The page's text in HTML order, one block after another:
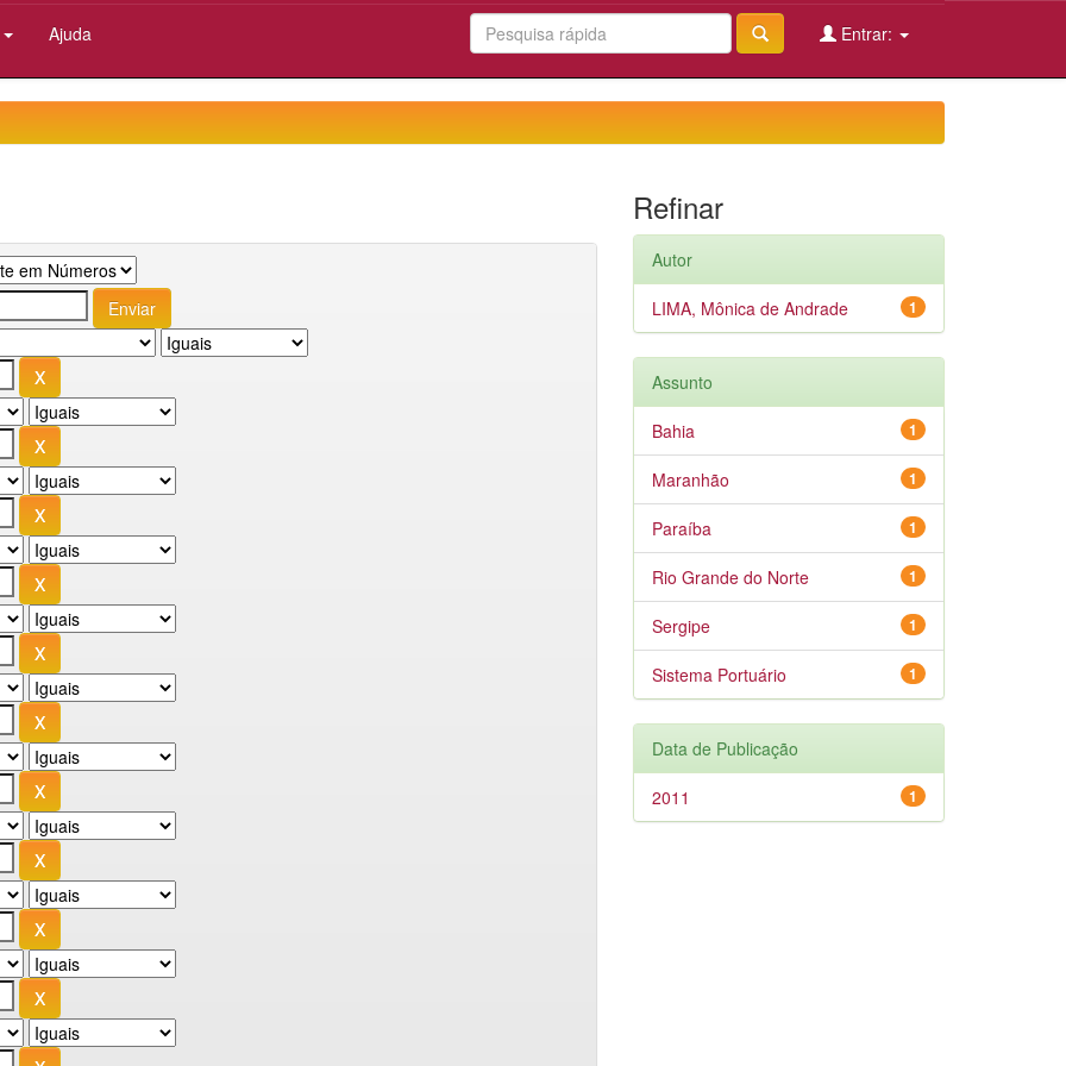
Ajuda Entrar:
Refinar
Autor
1
LIMA, Mônica de Andrade
Assunto
1
Bahia
1
Maranhão
1
Paraíba
1
Rio Grande do Norte
1
Sergipe
1
Sistema Portuário
Data de Publicação
1
2011